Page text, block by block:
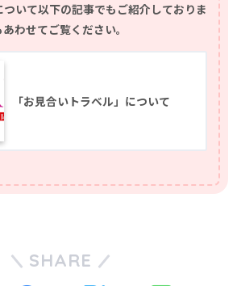
いて以下の記事でもご紹介しておりま
わせてご覧ください。
「お見合いトラベル」について
SHARE